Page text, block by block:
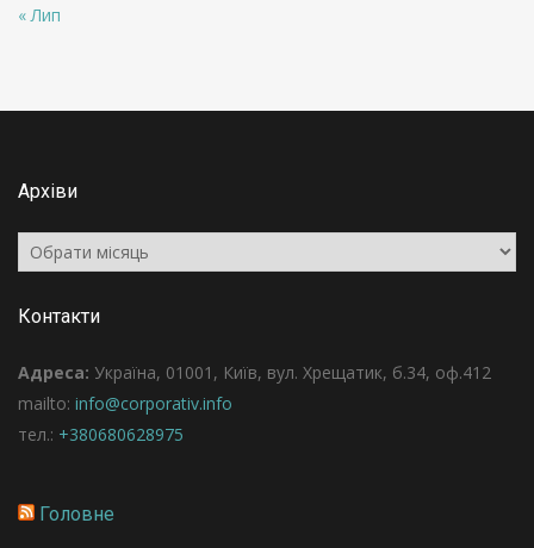
« Лип
Архіви
Архіви
Контакти
Адреса: Україна, 01001, Київ, вул. Хрещатик, б.34, оф.412
mailto: info@corporativ.info
тел.: +380680628975
Головне